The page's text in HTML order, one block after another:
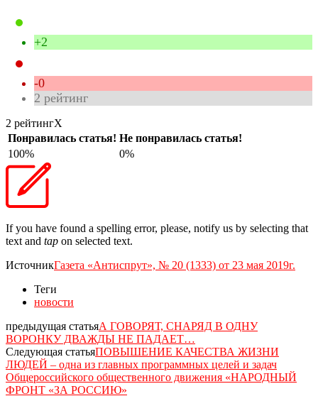
+2
-0
2 рейтинг
2 рейтингX
Понравилась статья! Не понравилась статья!
100%
0%
If you have found a spelling error, please, notify us by selecting that
text and tap on selected text.
ИсточникГазета «Антиспрут», № 20 (1333) от 23 мая 2019г.
Теги
новости
предыдущая статьяА ГОВОРЯТ, СНАРЯД В ОДНУ
ВОРОНКУ ДВАЖДЫ НЕ ПАДАЕТ…
Следующая статьяПОВЫШЕНИЕ КАЧЕСТВА ЖИЗНИ
ЛЮДЕЙ – одна из главных программных целей и задач
Общероссийского общественного движения «НАРОДНЫЙ
ФРОНТ «ЗА РОССИЮ»